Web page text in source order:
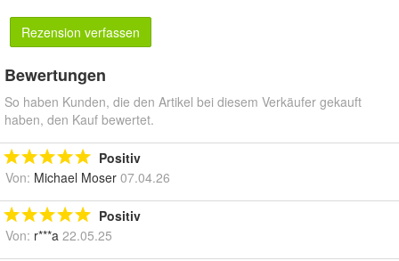
Rezension verfassen
Bewertungen
So haben Kunden, die den Artikel bei diesem Verkäufer gekauft
haben, den Kauf bewertet.
Positiv
Von: Michael Moser 07.04.26
Positiv
Von: r***a 22.05.25